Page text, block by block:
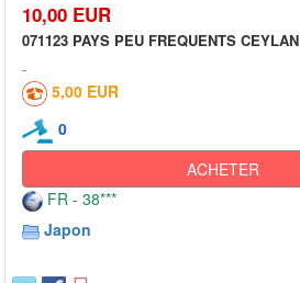
10,00 EUR
071123 PAYS PEU FREQUENTS CEYLAN
5,00 EUR
0
ACHETER
FR - 38***
Japon